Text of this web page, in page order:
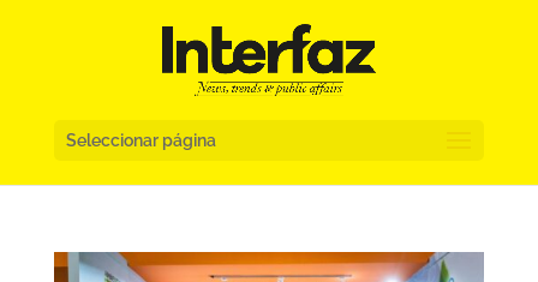
Seleccionar página